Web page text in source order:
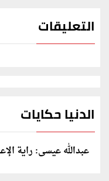
التعليقات
الدنيا حكايات
عبدالله عيسى: راية